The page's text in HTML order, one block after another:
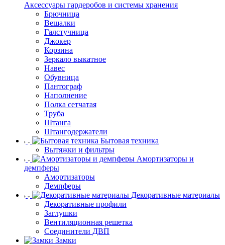
Аксессуары гардеробов и системы хранения
Брючница
Вешалки
Галстучница
Джокер
Корзина
Зеркало выкатное
Навес
Обувница
Пантограф
Наполнение
Полка сетчатая
Труба
Штанга
Штангодержатели
Бытовая техника
Вытяжки и фильтры
Амортизаторы и
демпферы
Амортизаторы
Демпферы
Декоративные материалы
Декоративные профили
Заглушки
Вентиляционная решетка
Соединители ДВП
Замки